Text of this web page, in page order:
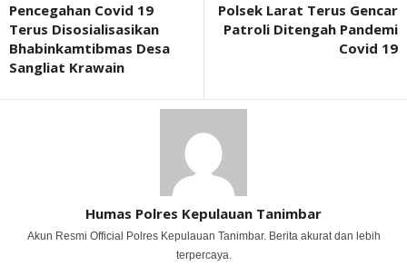
Pencegahan Covid 19
Terus Disosialisasikan
Bhabinkamtibmas Desa
Sangliat Krawain
Polsek Larat Terus Gencar
Patroli Ditengah Pandemi
Covid 19
Humas Polres Kepulauan Tanimbar
Akun Resmi Official Polres Kepulauan Tanimbar. Berita akurat dan lebih
terpercaya.